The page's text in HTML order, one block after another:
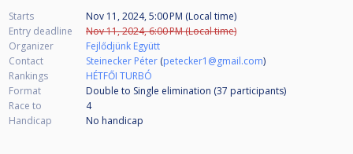
Starts
Nov 11, 2024, 5:00 PM (Local time)
Entry deadline
Nov 11, 2024, 6:00 PM (Local time)
Organizer
Fejlődjünk Együtt
Contact
Steinecker Péter (petecker1@gmail.com)
Rankings
HÉTFŐI TURBÓ
Format
Double to Single elimination (37 participants)
Race to
4
Handicap
No handicap